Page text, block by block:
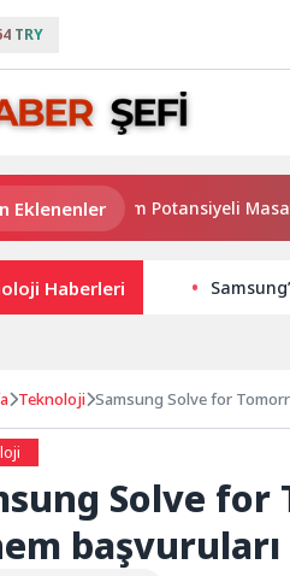
TRY
Eklenenler
ve Yatırım Potansiyeli Masaya
Haberleri
Teknoloji Samsung Solve for
Solve for
başvuruları